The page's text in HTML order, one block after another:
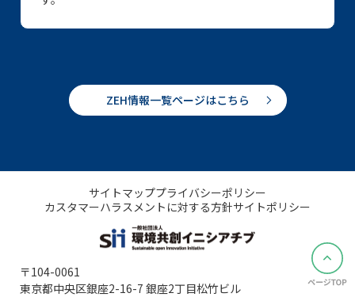
ZEH情報一覧ページはこちら
〒104-0061
東京都中央区銀座2-16-7 銀座2丁目松竹ビル
サイトマッププライバシーポリシー
カスタマーハラスメントに対する方針サイトポリシー